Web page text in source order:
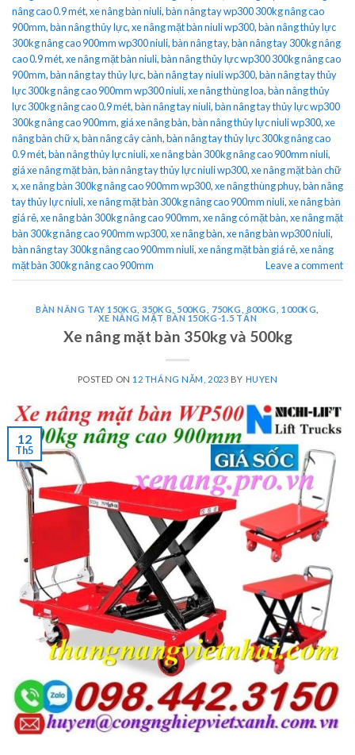
nâng cao 0.9 mét,xe nâng bàn niuli,bàn nâng tay wp300 300kg nâng cao
900mm,bàn nâng thủy lực,xe nâng mặt bàn niuli wp300,bàn nâng thủy lực
300kg nâng cao 900mm wp300 niuli,bàn nâng tay,bàn nâng tay 300kg nâng
cao 0.9 mét,xe nâng mặt bàn niuli,bàn nâng thủy lực wp300 300kg nâng cao
900mm,bàn nâng tay thủy lực,bàn nâng tay niuli wp300,bàn nâng tay thủy
lực 300kg nâng cao 900mm wp300 niuli,xe nâng thùng loa,bàn nâng thủy
lực 300kg nâng cao 0.9 mét,bàn nâng tay niuli,bàn nâng tay thủy lực wp300
300kg nâng cao 900mm, giá xe nâng bàn,bàn nâng thủy lực niuli wp300,xe
nâng bàn chữ x,bàn nâng cây cành,bàn nâng tay thủy lực 300kg nâng cao
0.9 mét,bàn nâng thủy lực niuli,xe nâng bàn 300kg nâng cao 900mm niuli,
giá xe nâng mặt bàn,bàn nâng tay thủy lực niuli wp300,xe nâng mặt bàn chữ
x,xe nâng bàn 300kg nâng cao 900mm wp300,xe nâng thùng phuy,bàn nâng
tay thủy lực niuli,xe nâng mặt bàn 300kg nâng cao 900mm niuli,xe nâng bàn
giá rẻ,xe nâng bàn 300kg nâng cao 900mm,xe nâng có mặt bàn,xe nâng mặt
bàn 300kg nâng cao 900mm wp300,xe nâng bàn,xe nâng bàn wp300 niuli,
bàn nâng tay 300kg nâng cao 900mm niuli,xe nâng mặt bàn giá rẻ,xe nâng
mặt bàn 300kg nâng cao 900mm
Leave a comment
BÀN NÂNG TAY 150KG, 350KG, 500KG, 750KG, 800KG, 1000KG
XE NÂNG MẶT BÀN 150KG-1.5 TẤN
Xe nâng mặt bàn 350kg và 500kg
POSTED ON 12 THÁNG NĂM, 2023 BY HUYEN
12
Th5